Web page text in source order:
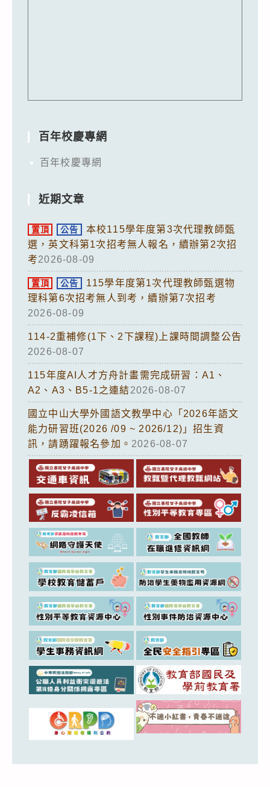
百年校慶專網
百年校慶專網
近期文章
置頂 公告
本校115學年度第3次代理教師甄
選，英文科第1次招考無人報名，續辦第2次招
考2026-08-09
置頂 公告
115學年度第1次代理教師甄選物
理科第6次招考無人到考，續辦第7次招考
2026-08-09
114-2重補修(1下、2下課程)上課時間調整公告
2026-08-07
115年度AI人才方舟計畫需完成研習：A1、
A2、A3、B5-1之連結2026-08-07
國立中山大學外國語文教學中心「2026年語文
能力研習班(2026 /09 ~ 2026/12)」招生資
訊，請踴躍報名參加。 2026-08-07